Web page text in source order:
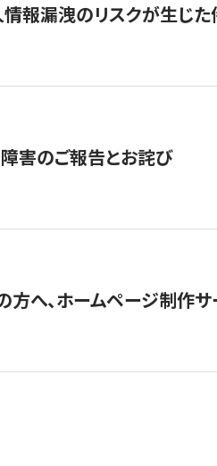
報漏洩のリスクが生じた
害のご報告とお詫び
方へ、ホームページ制作